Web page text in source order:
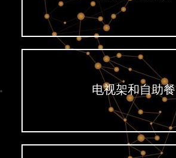
电视架和自助餐